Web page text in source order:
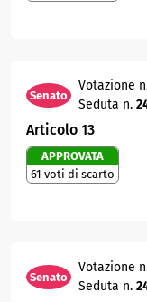
Senato
Votazione
Seduta n.
Articolo 13
APPROVATA
61 voti di scarto
Senato
Votazione
Seduta n.